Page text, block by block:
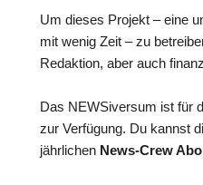
Um dieses Projekt – eine
mit wenig Zeit – zu
Redaktion, aber auch
Das NEWSiversum ist für
zur Verfügung. Du kannst
jährlichen News-Crew Abo